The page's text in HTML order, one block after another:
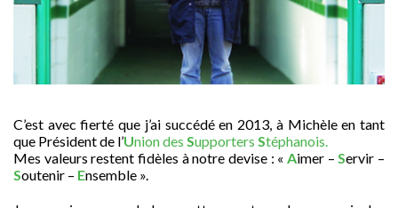
C’est avec fierté que j’ai succédé en 2013, à Michèle en tant
que Président de l’Union des Supporters Stéphanois.
Mes valeurs restent fidèles à notre devise : « Aimer – Servir –
Soutenir – Ensemble ».